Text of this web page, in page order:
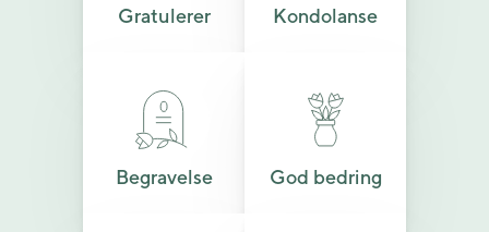
Gratulerer Kondolanse
Begravelse God bedring